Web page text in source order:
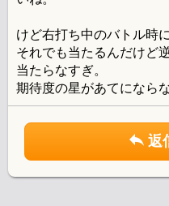
けど右打ち中のバトル時
それでも当たるんだけど
当たらなすぎ。
期待度の星があてになら
返